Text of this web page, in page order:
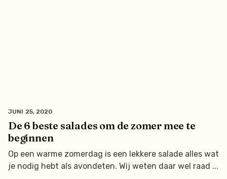
De 6 beste salades om de zomer mee te
beginnen
JUNI 25, 2020
Op een warme zomerdag is een lekkere salade alles wat
je nodig hebt als avondeten. Wij weten daar wel raad